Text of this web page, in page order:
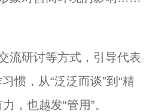
研讨等方式，引导代表
惯，从“泛泛而谈”到“精
，也越发“管用”。